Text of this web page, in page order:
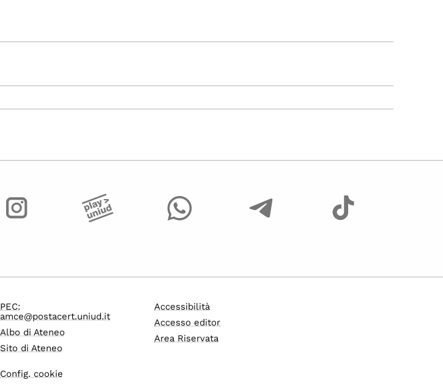
PEC:
amce@postacert.uniud.it
Albo di Ateneo
Sito di Ateneo
Config. cookie
Accessibilità
Accesso editor
Area Riservata